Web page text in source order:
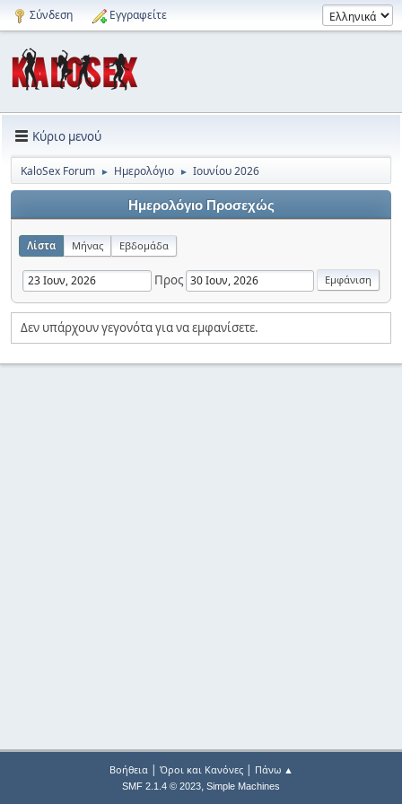
Σύνδεση Εγγραφείτε
Κύριο μενού
KaloSex Forum ► Ημερολόγιο ► Ιουνίου 2026
Ημερολόγιο Προσεχώς
Λίστα Μήνας Εβδομάδα
Προς
Δεν υπάρχουν γεγονότα για να εμφανίσετε.
Βοήθεια| Όροι και Κανόνες| Πάνω ▲
SMF 2.1.4 © 2023, Simple Machines